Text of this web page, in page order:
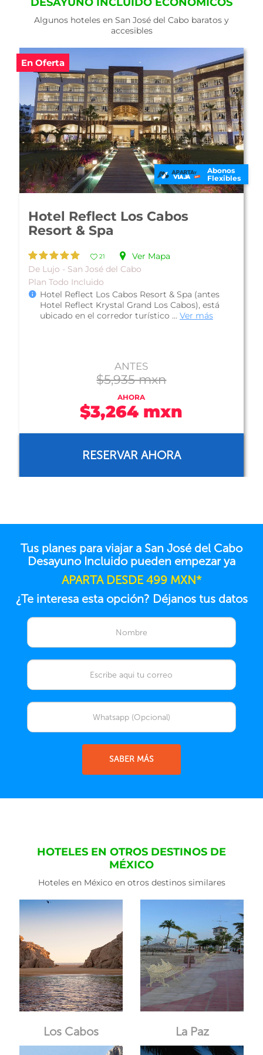
Algunos hoteles en San José del Cabo baratos y
accesibles
En Oferta
Abonos
Flexibles
Hotel Reflect Los Cabos
Resort & Spa
21
Ver Mapa
De Lujo - San José del Cabo
Plan Todo Incluido
Hotel Reflect Los Cabos Resort & Spa (antes
Hotel Reflect Krystal Grand Los Cabos), está
ubicado en el corredor turístico ... Ver más
ANTES
$5,935 mxn
AHORA
$3,264 mxn
RESERVAR AHORA
Tus planes para viajar a San José del Cabo
Desayuno Incluido pueden empezar ya
APARTA DESDE 499 MXN*
¿Te interesa esta opción? Déjanos tus datos
SABER MÁS
HOTELES EN OTROS DESTINOS DE
MÉXICO
Hoteles en México en otros destinos similares
Los Cabos La Paz